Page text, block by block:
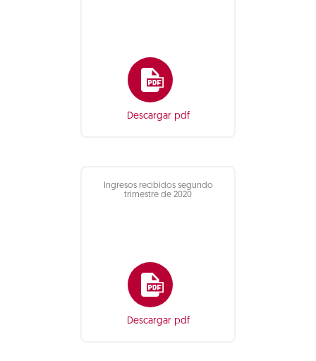
Descargar pdf
Ingresos recibidos segundo
trimestre de 2020
Descargar pdf